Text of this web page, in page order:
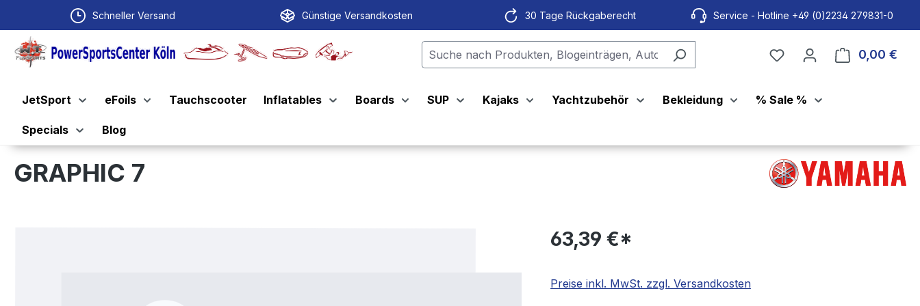
Zur Hauptnavigation springen
Schneller Versand Günstige Versandkosten 30 Tage Rückgaberecht Service - Hotline +49 (0)2234 279831-0
0,00 €
JetSport eFoils Tauchscooter Inflatables Boards SUP Kajaks Yachtzubehör Bekleidung % Sale %
Specials Blog
GRAPHIC 7
63,39 €*
Preise inkl. MwSt. zzgl. Versandkosten